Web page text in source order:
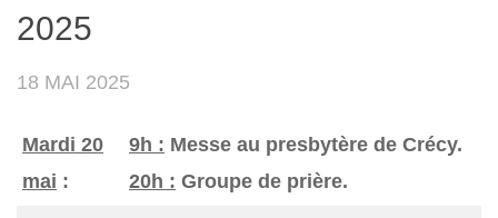
2025
18 MAI 2025
Mardi 20
mai :
9h : Messe au presbytère de Crécy.
20h : Groupe de prière.